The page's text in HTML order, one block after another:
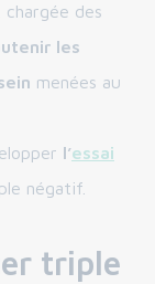
des
les
menées au
l’essai
négatif.
triple